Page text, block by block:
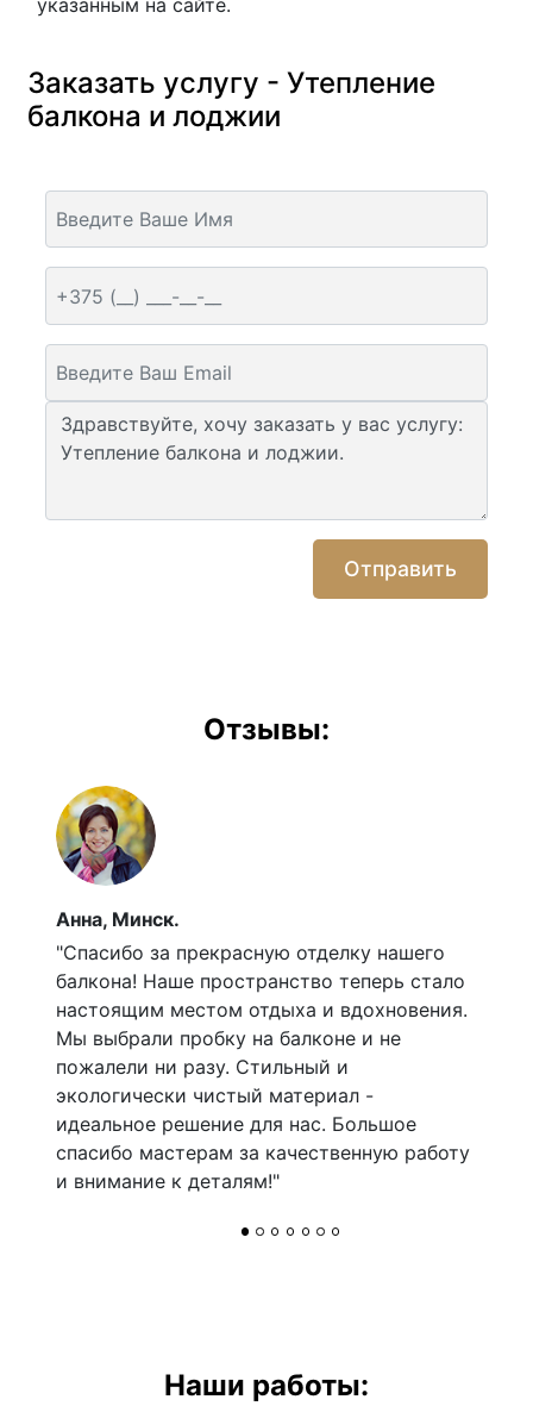
указанным на сайте.
Заказать услугу - Утепление
балкона и лоджии
Отправить
Отзывы:
Анна, Минск.
"Спасибо за прекрасную отделку нашего
балкона! Наше пространство теперь стало
настоящим местом отдыха и вдохновения.
Мы выбрали пробку на балконе и не
пожалели ни разу. Стильный и
экологически чистый материал -
идеальное решение для нас. Большое
спасибо мастерам за качественную работу
и внимание к деталям!"
Наши работы: